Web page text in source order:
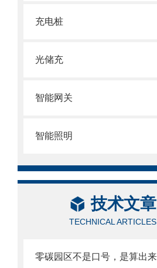
充电桩
光储充
智能网关
智能照明
技术文章
TECHNICAL ARTICLES